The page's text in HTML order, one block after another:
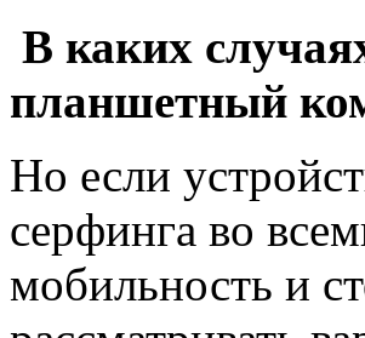
В каких
планшетный
Но если
серфинга во
мобильность и